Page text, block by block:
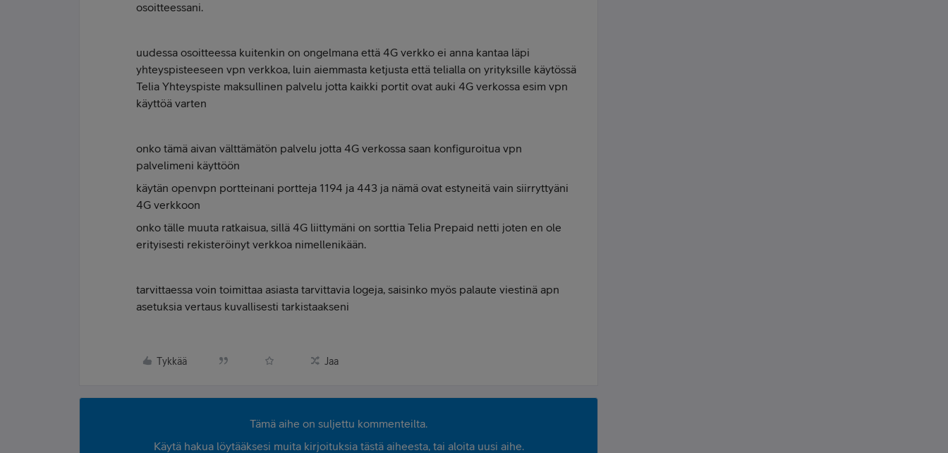
osoitteessani.
uudessa osoitteessa kuitenkin on ongelmana että 4G verkko ei anna kantaa läpi
yhteyspisteeseen vpn verkkoa, luin aiemmasta ketjusta että telialla on yrityksille käytössä
Telia Yhteyspiste maksullinen palvelu jotta kaikki portit ovat auki 4G verkossa esim vpn
käyttöä varten
onko tämä aivan välttämätön palvelu jotta 4G verkossa saan konfiguroitua vpn
palvelimeni käyttöön
käytän openvpn portteinani portteja 1194 ja 443 ja nämä ovat estyneitä vain siirryttyäni
4G verkkoon
onko tälle muuta ratkaisua, sillä 4G liittymäni on sorttia Telia Prepaid netti joten en ole
erityisesti rekisteröinyt verkkoa nimellenikään.
tarvittaessa voin toimittaa asiasta tarvittavia logeja, saisinko myös palaute viestinä apn
asetuksia vertaus kuvallisesti tarkistaakseni
Tykkää Jaa
Tämä aihe on suljettu kommenteilta.
Käytä hakua löytääksesi muita kirjoituksia tästä aiheesta, tai aloita uusi aihe.